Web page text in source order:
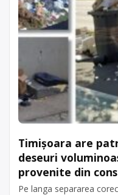
Timișoara are
deseuri
provenite din
Pe langa separarea